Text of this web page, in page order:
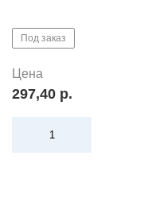
Под заказ
Цена
297,40 р.